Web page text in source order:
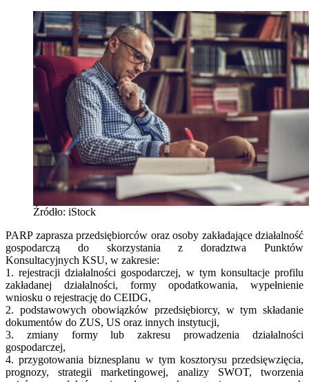
Źródło: iStock
PARP zaprasza przedsiębiorców oraz osoby zakładające działalność
gospodarczą do skorzystania z doradztwa Punktów
Konsultacyjnych KSU, w zakresie:
1. rejestracji działalności gospodarczej, w tym konsultacje profilu
zakładanej działalności, formy opodatkowania, wypełnienie
wniosku o rejestrację do CEIDG,
2. podstawowych obowiązków przedsiębiorcy, w tym składanie
dokumentów do ZUS, US oraz innych instytucji,
3. zmiany formy lub zakresu prowadzenia działalności
gospodarczej,
4. przygotowania biznesplanu w tym kosztorysu przedsięwzięcia,
prognozy, strategii marketingowej, analizy SWOT, tworzenia